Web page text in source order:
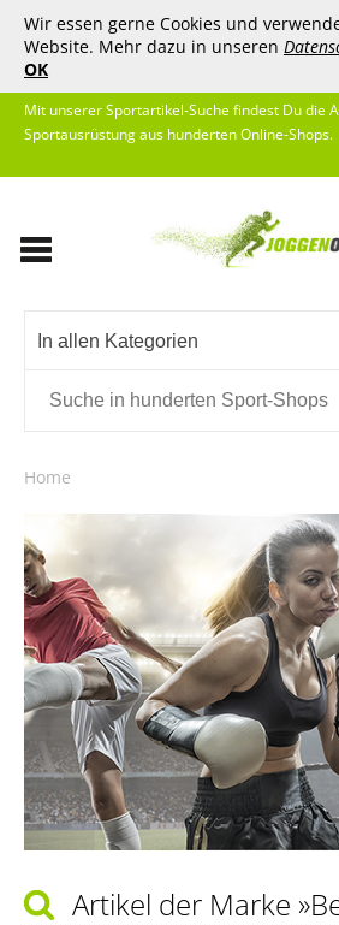
Wir essen gerne Cookies und
Website. Mehr dazu in unseren
OK
Mit unserer Sportartikel-Suche findest Du die
Sportausrüstung aus hunderten Online-Shops.
In allen Kategorien
Home
Artikel der Marke